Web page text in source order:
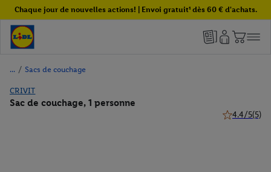
Chaque jour de nouvelles actions! | Envoi gratuit¹ dès 60 € d'achats.
/ Sacs de couchage
CRIVIT
Sac de couchage, 1 personne
4.4/5(5)